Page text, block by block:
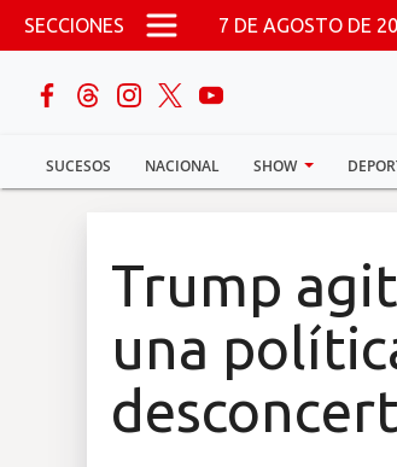
Pasar al contenido principal
SECCIONES 7 DE AGOSTO DE
SUCESOS NACIONAL SHOW
buscar
Sucesos
Trump
una